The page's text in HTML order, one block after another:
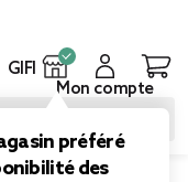
GIFI
préféré
des
Mon compte